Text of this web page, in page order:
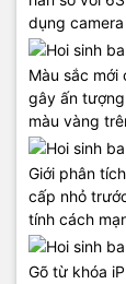
dụng
Màu sắc mới
gây ấn
màu vàng
Giới phân
cấp nhỏ
tính cách
Gõ từ khóa